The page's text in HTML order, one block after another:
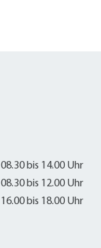
08.30 bis 14.00 Uhr
08.30 bis 12.00 Uhr
16.00 bis 18.00 Uhr